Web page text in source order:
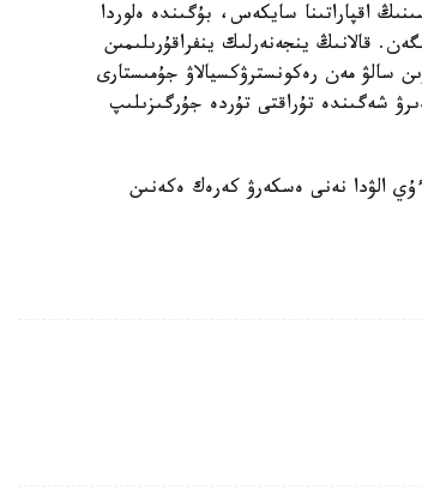
اقپاراتىنا سايكەس، بۇگىندە ەلوردا
100 پايىز قامتاماسىز ەتىلگەن. قالانىڭ ينجەنەرلىك ينفراقۇرىلىمىن
سالۋ مەن رەكونسترۋكسيالاۋ جۇمىستارى
شەگىندە تۇراقتى تۇردە جۇرگىزىلىپ
الۋدا نەنى ەسكەرۋ كەرەك ەكەنىن